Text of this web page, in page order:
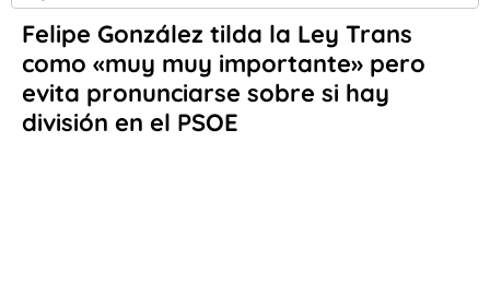
Felipe González tilda la Ley Trans
como «muy muy importante» pero
evita pronunciarse sobre si hay
división en el PSOE